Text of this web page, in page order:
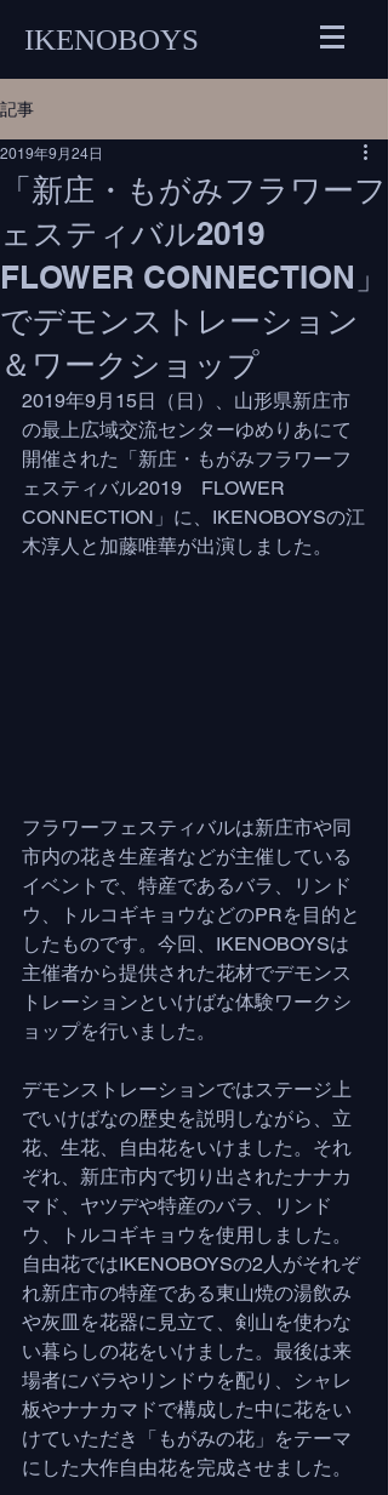
IKENOBOYS
記事
「新庄・もがみフラワーフ
ェスティバル2019
FLOWER CONNECTION」
でデモンストレーション
＆ワークショップ
2019年9月24日
2019年9月15日（日）、山形県新庄市
の最上広域交流センターゆめりあにて
開催された「新庄・もがみフラワーフ
ェスティバル2019　FLOWER
CONNECTION」に、IKENOBOYSの江
木淳人と加藤唯華が出演しました。
フラワーフェスティバルは新庄市や同
市内の花き生産者などが主催している
イベントで、特産であるバラ、リンド
ウ、トルコギキョウなどのPRを目的と
したものです。今回、IKENOBOYSは
主催者から提供された花材でデモンス
トレーションといけばな体験ワークシ
ョップを行いました。
デモンストレーションではステージ上
でいけばなの歴史を説明しながら、立
花、生花、自由花をいけました。それ
ぞれ、新庄市内で切り出されたナナカ
マド、ヤツデや特産のバラ、リンド
ウ、トルコギキョウを使用しました。
自由花ではIKENOBOYSの2人がそれぞ
れ新庄市の特産である東山焼の湯飲み
や灰皿を花器に見立て、剣山を使わな
い暮らしの花をいけました。最後は来
場者にバラやリンドウを配り、シャレ
板やナナカマドで構成した中に花をい
けていただき「もがみの花」をテーマ
にした大作自由花を完成させました。